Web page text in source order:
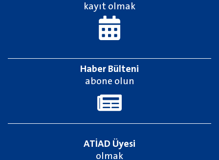
kayıt olmak
Haber Bülteni
abone olun
ATİAD Üyesi
olmak